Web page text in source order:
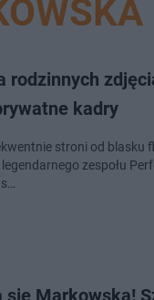
rodzinnych
kadry
stroni od blasku
zespołu
się Markowska!